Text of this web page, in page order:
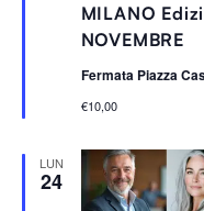
MILANO
NOVEMBRE
g
n
a
l
a
t
Fermata Piazza
€10,00
LUN
24